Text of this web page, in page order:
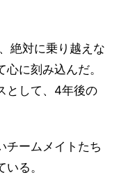
絶対に乗り越えな
に刻み込んだ。
として、4年後の
チームメイトたち
る。